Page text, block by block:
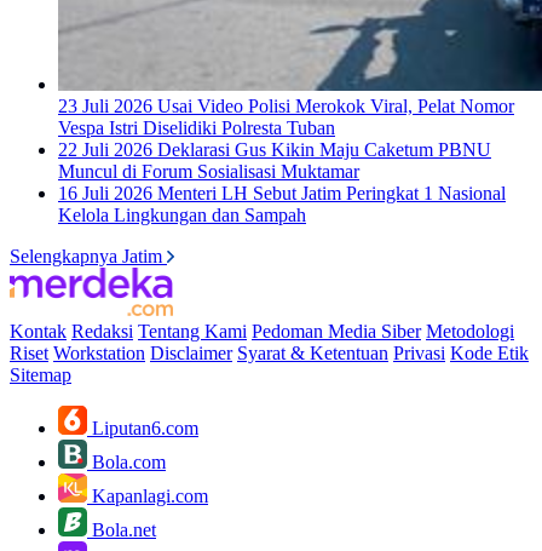
23 Juli 2026 Usai Video Polisi Merokok Viral, Pelat Nomor
Vespa Istri Diselidiki Polresta Tuban
22 Juli 2026 Deklarasi Gus Kikin Maju Caketum PBNU
Muncul di Forum Sosialisasi Muktamar
16 Juli 2026 Menteri LH Sebut Jatim Peringkat 1 Nasional
Kelola Lingkungan dan Sampah
Selengkapnya Jatim
Kontak Redaksi Tentang Kami Pedoman Media Siber Metodologi
Riset Workstation Disclaimer Syarat & Ketentuan Privasi Kode Etik
Sitemap
Liputan6.com
Bola.com
Kapanlagi.com
Bola.net